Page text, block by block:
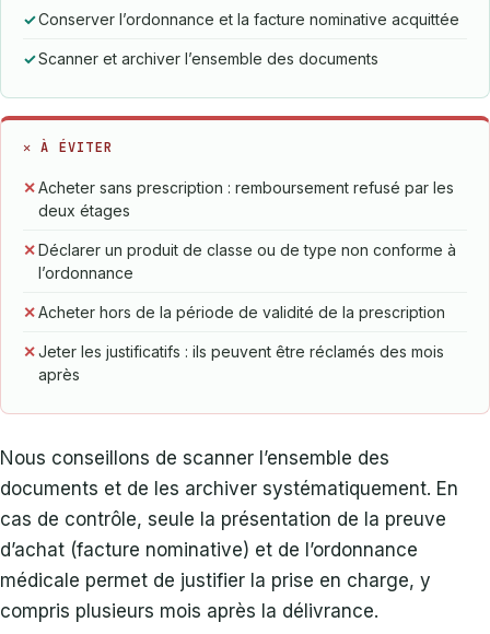
Conserver l’ordonnance et la facture nominative acquittée
Scanner et archiver l’ensemble des documents
✕ À ÉVITER
Acheter sans prescription : remboursement refusé par les
deux étages
Déclarer un produit de classe ou de type non conforme à
l’ordonnance
Acheter hors de la période de validité de la prescription
Jeter les justificatifs : ils peuvent être réclamés des mois
après
Nous conseillons de scanner l’ensemble des
documents et de les archiver systématiquement. En
cas de contrôle, seule la présentation de la preuve
d’achat (facture nominative) et de l’ordonnance
médicale permet de justifier la prise en charge, y
compris plusieurs mois après la délivrance.